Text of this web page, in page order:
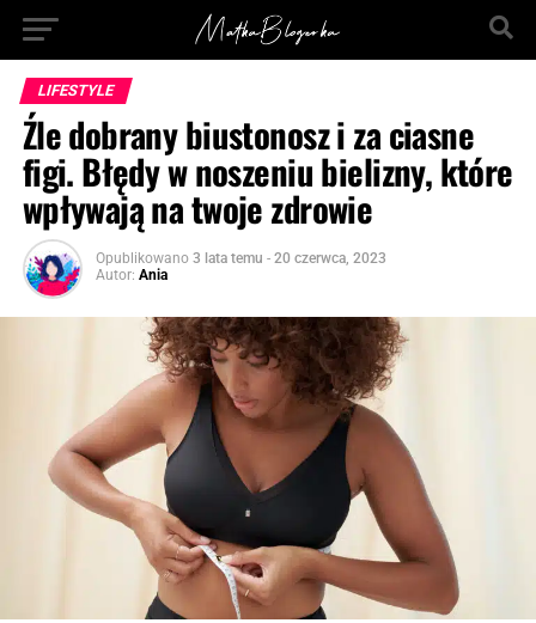
LIFESTYLE
Źle dobrany biustonosz i za ciasne
figi. Błędy w noszeniu bielizny, które
wpływają na twoje zdrowie
Opublikowano 3 lata temu - 20 czerwca, 2023
Autor: Ania